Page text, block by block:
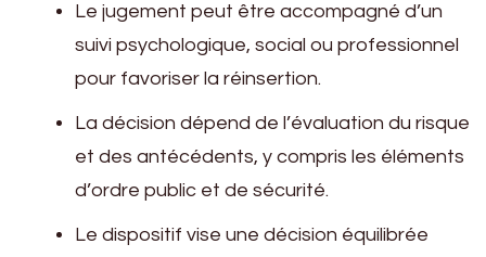
Le jugement peut être accompagné d’un
suivi psychologique, social ou professionnel
pour favoriser la réinsertion.
La décision dépend de l’évaluation du risque
et des antécédents, y compris les éléments
d’ordre public et de sécurité.
Le dispositif vise une décision équilibrée